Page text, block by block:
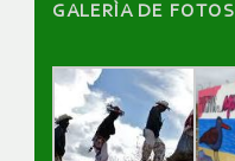
GALERÌA DE FOTOS